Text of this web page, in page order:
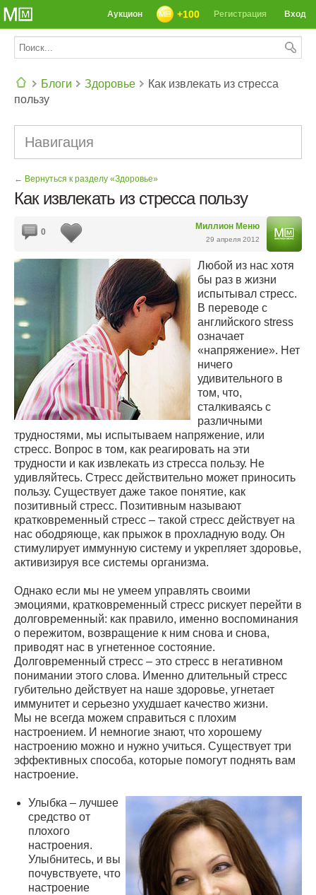
Вход
Регистрация
+100
Аукцион
Блоги Здоровье
Как извлекать из стресса
пользу
Навигация
← Вернуться к разделу «Здоровье»
Как извлекать из стресса пользу
Миллион Меню
29 апреля 2012
0
Любой из нас хотя
бы раз в жизни
испытывал стресс.
В переводе с
английского stress
означает
«напряжение». Нет
ничего
удивительного в
том, что,
сталкиваясь с
различными
трудностями, мы испытываем напряжение, или
стресс. Вопрос в том, как реагировать на эти
трудности и как извлекать из стресса пользу. Не
удивляйтесь. Стресс действительно может приносить
пользу. Существует даже такое понятие, как
позитивный стресс. Позитивным называют
кратковременный стресс – такой стресс действует на
нас ободряюще, как прыжок в прохладную воду. Он
стимулирует иммунную систему и укрепляет здоровье,
активизируя все системы организма.
Однако если мы не умеем управлять своими
эмоциями, кратковременный стресс рискует перейти в
долговременный: как правило, именно воспоминания
о пережитом, возвращение к ним снова и снова,
приводят нас в угнетенное состояние.
Долговременный стресс – это стресс в негативном
понимании этого слова. Именно длительный стресс
губительно действует на наше здоровье, угнетает
иммунитет и серьезно ухудшает качество жизни.
Мы не всегда можем справиться с плохим
настроением. И немногие знают, что хорошему
настроению можно и нужно учиться. Существует три
эффективных способа, которые помогут поднять вам
настроение.
Улыбка – лучшее
средство от
плохого
настроения.
Улыбнитесь, и вы
почувствуете, что
настроение